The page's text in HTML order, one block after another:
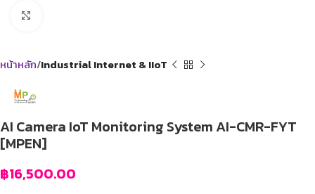
หน้าหลัก Industrial Internet & IIoT
AI Camera IoT Monitoring System AI-CMR-FYT
[MPEN]
฿16,500.00